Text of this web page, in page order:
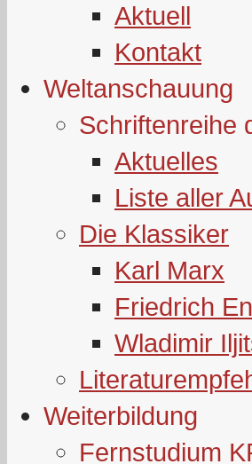
Aktuell
Kontakt
Weltanschauung
Schriftenreihe
Aktuelles
Liste aller
Die Klassiker
Karl Marx
Friedrich
Wladimir
Weiterbildung
Fernstudium